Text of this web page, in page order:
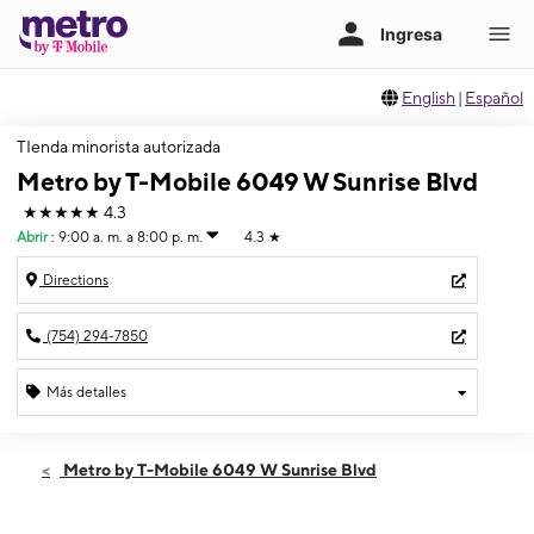
English | Español
TIenda minorista autorizada
Metro by T-Mobile 6049 W Sunrise Blvd
★★★★★ 4.3
Abrir : 9:00 a. m. a 8:00 p. m. 4.3 ★
Directions
(754) 294-7850
Más detalles
Sábado:9:00 a. m. a 8:00 p. m.
Metro by T-Mobile 6049 W Sunrise Blvd